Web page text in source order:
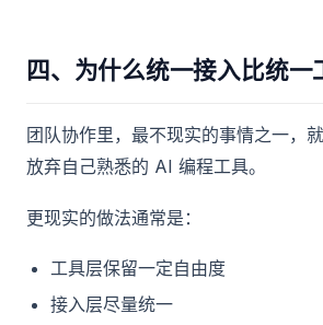
四、为什么统一接入比统一
团队协作里，最不现实的事情之一，
放弃自己熟悉的 AI 编程工具。
更现实的做法通常是：
工具层保留一定自由度
接入层尽量统一